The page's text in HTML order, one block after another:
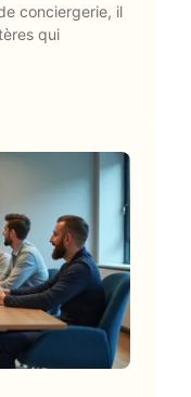
conciergerie, il
qui